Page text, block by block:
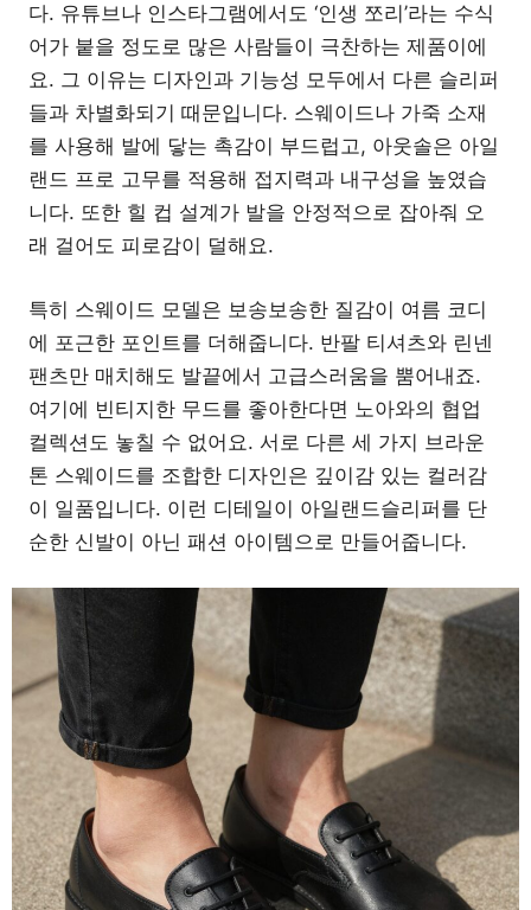
다. 유튜브나 인스타그램에서도 ‘인생 쪼리’라는 수식
어가 붙을 정도로 많은 사람들이 극찬하는 제품이에
요. 그 이유는 디자인과 기능성 모두에서 다른 슬리퍼
들과 차별화되기 때문입니다. 스웨이드나 가죽 소재
를 사용해 발에 닿는 촉감이 부드럽고, 아웃솔은 아일
랜드 프로 고무를 적용해 접지력과 내구성을 높였습
니다. 또한 힐 컵 설계가 발을 안정적으로 잡아줘 오
래 걸어도 피로감이 덜해요.
특히 스웨이드 모델은 보송보송한 질감이 여름 코디
에 포근한 포인트를 더해줍니다. 반팔 티셔츠와 린넨
팬츠만 매치해도 발끝에서 고급스러움을 뿜어내죠.
여기에 빈티지한 무드를 좋아한다면 노아와의 협업
컬렉션도 놓칠 수 없어요. 서로 다른 세 가지 브라운
톤 스웨이드를 조합한 디자인은 깊이감 있는 컬러감
이 일품입니다. 이런 디테일이 아일랜드슬리퍼를 단
순한 신발이 아닌 패션 아이템으로 만들어줍니다.